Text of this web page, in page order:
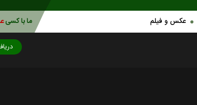
عکس و فیلم ما با کسی